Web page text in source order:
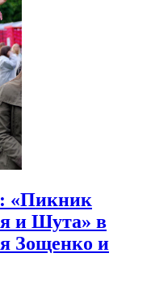
«Пикник
и Шута» в
Зощенко и